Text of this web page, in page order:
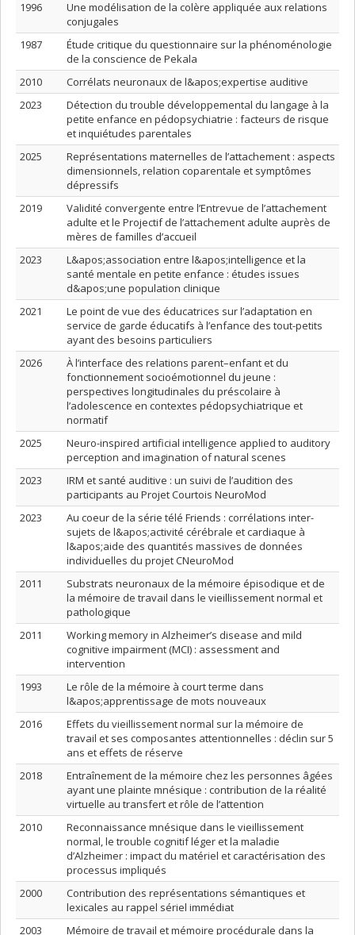
1996
Une modélisation de la colère appliquée aux relations
conjugales
1987
Étude critique du questionnaire sur la phénoménologie
de la conscience de Pekala
2010
Corrélats neuronaux de l&apos;expertise auditive
2023
Détection du trouble développemental du langage à la
petite enfance en pédopsychiatrie : facteurs de risque
et inquiétudes parentales
2025
Représentations maternelles de l’attachement : aspects
dimensionnels, relation coparentale et symptômes
dépressifs
2019
Validité convergente entre l’Entrevue de l’attachement
adulte et le Projectif de l’attachement adulte auprès de
mères de familles d’accueil
2023
L&apos;association entre l&apos;intelligence et la
santé mentale en petite enfance : études issues
d&apos;une population clinique
2021
Le point de vue des éducatrices sur l’adaptation en
service de garde éducatifs à l’enfance des tout-petits
ayant des besoins particuliers
2026
À l’interface des relations parent–enfant et du
fonctionnement socioémotionnel du jeune :
perspectives longitudinales du préscolaire à
l’adolescence en contextes pédopsychiatrique et
normatif
2025
Neuro-inspired artificial intelligence applied to auditory
perception and imagination of natural scenes
2023
IRM et santé auditive : un suivi de l’audition des
participants au Projet Courtois NeuroMod
2023
Au coeur de la série télé Friends : corrélations inter-
sujets de l&apos;activité cérébrale et cardiaque à
l&apos;aide des quantités massives de données
individuelles du projet CNeuroMod
2011
Substrats neuronaux de la mémoire épisodique et de
la mémoire de travail dans le vieillissement normal et
pathologique
2011
Working memory in Alzheimer’s disease and mild
cognitive impairment (MCI) : assessment and
intervention
1993
Le rôle de la mémoire à court terme dans
l&apos;apprentissage de mots nouveaux
2016
Effets du vieillissement normal sur la mémoire de
travail et ses composantes attentionnelles : déclin sur 5
ans et effets de réserve
2018
Entraînement de la mémoire chez les personnes âgées
ayant une plainte mnésique : contribution de la réalité
virtuelle au transfert et rôle de l’attention
2010
Reconnaissance mnésique dans le vieillissement
normal, le trouble cognitif léger et la maladie
d’Alzheimer : impact du matériel et caractérisation des
processus impliqués
2000
Contribution des représentations sémantiques et
lexicales au rappel sériel immédiat
2003
Mémoire de travail et mémoire procédurale dans la